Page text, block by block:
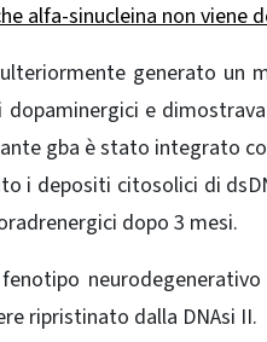
alfa-sinucleina non viene
generato un
e
gba è stato integrato
i depositi citosolici di
dopo 3 mesi.
ripristinato dalla DNAsi II.